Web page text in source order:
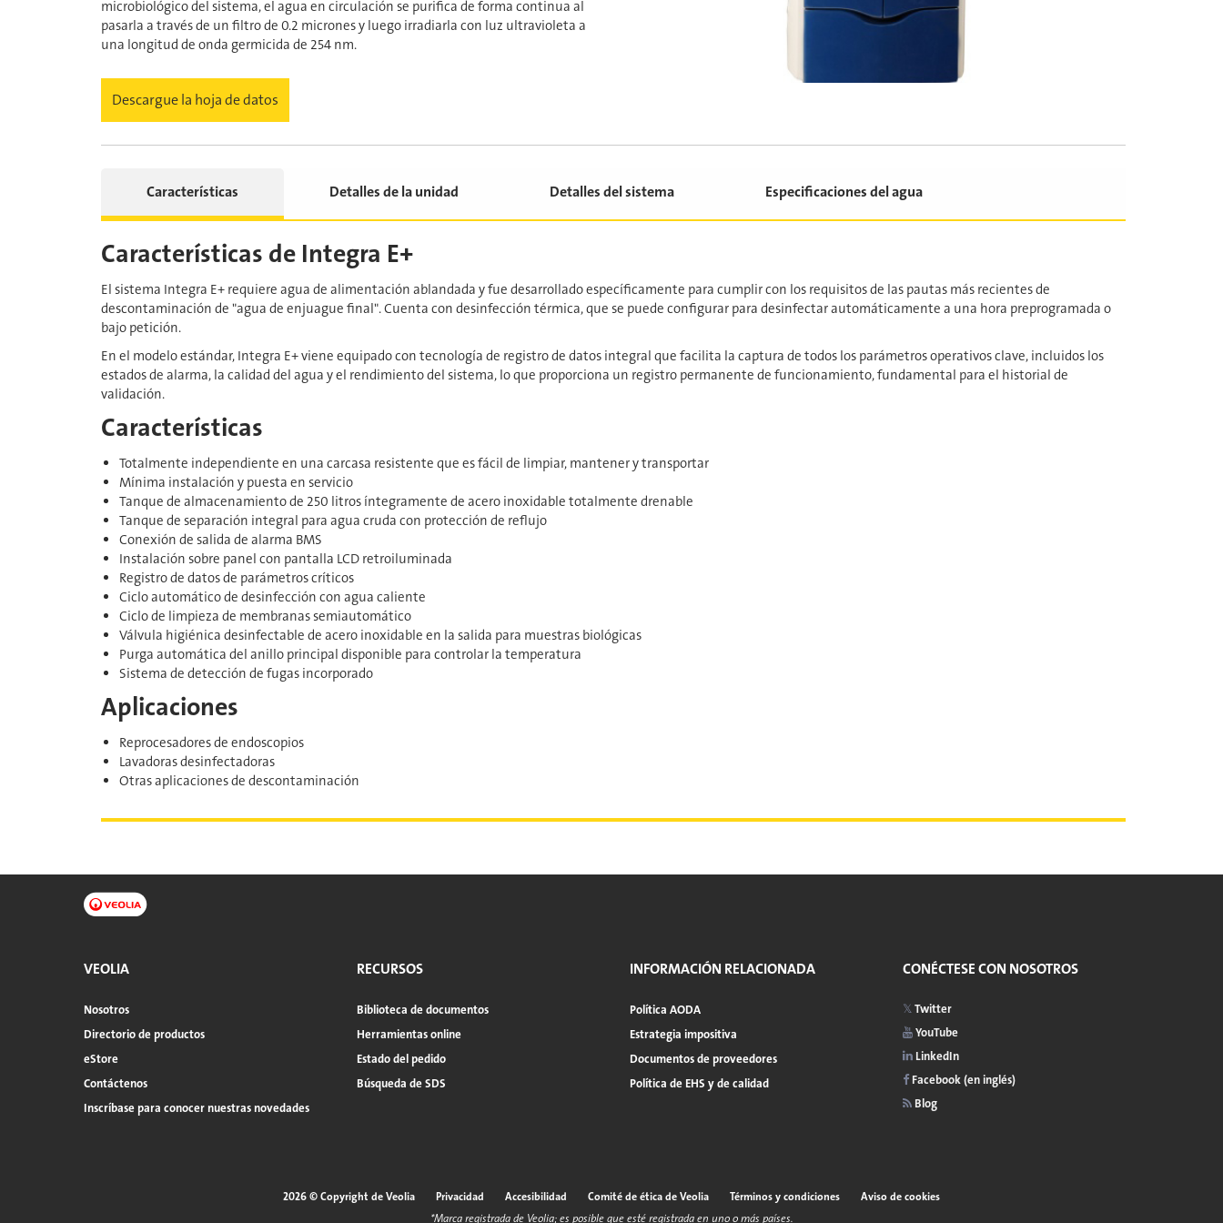
microbiológico del sistema, el agua en circulación se purifica de forma continua al
pasarla a través de un filtro de 0.2 micrones y luego irradiarla con luz ultravioleta a
una longitud de onda germicida de 254 nm.
Descargue la hoja de datos
Características Detalles de la unidad Detalles del sistema Especificaciones del agua
Características de Integra E+
El sistema Integra E+ requiere agua de alimentación ablandada y fue desarrollado específicamente para cumplir con los requisitos de las pautas más recientes de
descontaminación de "agua de enjuague final". Cuenta con desinfección térmica, que se puede configurar para desinfectar automáticamente a una hora preprogramada o
bajo petición.
En el modelo estándar, Integra E+ viene equipado con tecnología de registro de datos integral que facilita la captura de todos los parámetros operativos clave, incluidos los
estados de alarma, la calidad del agua y el rendimiento del sistema, lo que proporciona un registro permanente de funcionamiento, fundamental para el historial de
validación.
Características
Totalmente independiente en una carcasa resistente que es fácil de limpiar, mantener y transportar
Mínima instalación y puesta en servicio
Tanque de almacenamiento de 250 litros íntegramente de acero inoxidable totalmente drenable
Tanque de separación integral para agua cruda con protección de reflujo
Conexión de salida de alarma BMS
Instalación sobre panel con pantalla LCD retroiluminada
Registro de datos de parámetros críticos
Ciclo automático de desinfección con agua caliente
Ciclo de limpieza de membranas semiautomático
Válvula higiénica desinfectable de acero inoxidable en la salida para muestras biológicas
Purga automática del anillo principal disponible para controlar la temperatura
Sistema de detección de fugas incorporado
Aplicaciones
Reprocesadores de endoscopios
Lavadoras desinfectadoras
Otras aplicaciones de descontaminación
VEOLIA
Nosotros
Directorio de productos
eStore
Contáctenos
Inscríbase para conocer nuestras novedades
RECURSOS
Biblioteca de documentos
Herramientas online
Estado del pedido
Búsqueda de SDS
INFORMACIÓN RELACIONADA
Política AODA
Estrategia impositiva
Documentos de proveedores
Política de EHS y de calidad
CONÉCTESE CON NOSOTROS
Twitter
YouTube
LinkedIn
Facebook (en inglés)
Blog
2026 © Copyright de Veolia Privacidad Accesibilidad Comité de ética de Veolia Términos y condiciones
Aviso de cookies
*Marca registrada de Veolia; es posible que esté registrada en uno o más países.